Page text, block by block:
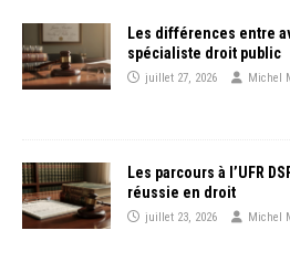
Les différences entre
spécialiste droit public
juillet 27, 2026 Michel
Les parcours à l’UFR
réussie en droit
juillet 23, 2026 Michel